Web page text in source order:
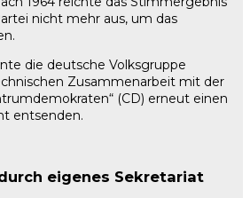
nicht mehr aus, um das
die deutsche Volksgruppe
Zusammenarbeit mit der
(CD) erneut einen
entsenden.
eigenes Sekretariat